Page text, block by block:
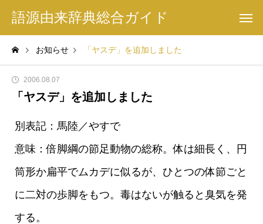
語源由来辞典総合ガイド
お知らせ 「ヤスデ」を追加しました
2006.08.07
「ヤスデ」を追加しました
別表記：馬陸／やすで
意味：倍脚綱の節足動物の総称。体は細長く、円
筒形か扁平でムカデに似るが、ひとつの体節ごと
に二対の歩脚をもつ。毒はないが触ると臭気を発
する。